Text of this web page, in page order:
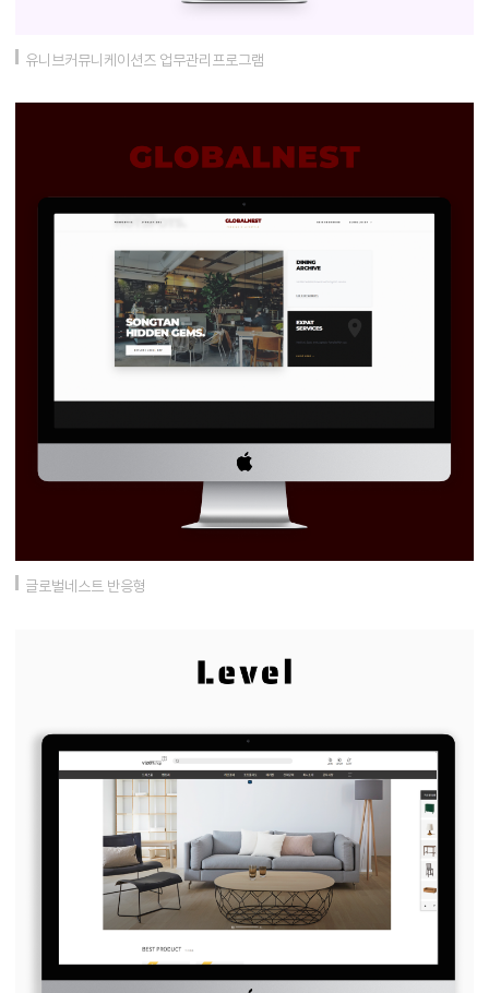
유니브커뮤니케이션즈 업무관리프로그램
글로벌네스트 반응형